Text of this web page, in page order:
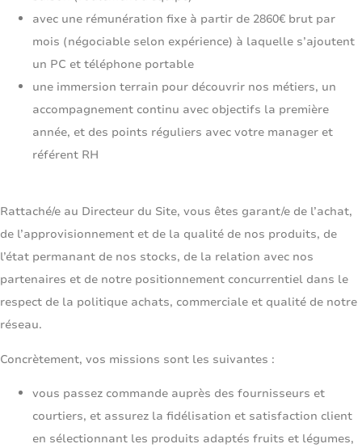
avec une rémunération fixe à partir de 2860€ brut par
mois (négociable selon expérience) à laquelle s’ajoutent
un PC et téléphone portable
une immersion terrain pour découvrir nos métiers, un
accompagnement continu avec objectifs la première
année, et des points réguliers avec votre manager et
référent RH
Rattaché/e au Directeur du Site, vous êtes garant/e de l’achat,
de l’approvisionnement et de la qualité de nos produits, de
l’état permanant de nos stocks, de la relation avec nos
partenaires et de notre positionnement concurrentiel dans le
respect de la politique achats, commerciale et qualité de notre
réseau.
Concrètement, vos missions sont les suivantes :
vous passez commande auprès des fournisseurs et
courtiers, et assurez la fidélisation et satisfaction client
en sélectionnant les produits adaptés fruits et légumes,